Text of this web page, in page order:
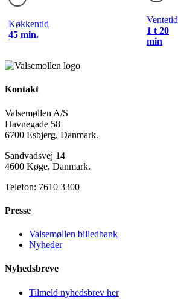
Køkkentid
45 min.
Ventetid
1 t 20
min
Kontakt
Valsemøllen A/S
Havnegade 58
6700 Esbjerg, Danmark.
Sandvadsvej 14
4600 Køge, Danmark.
Telefon: 7610 3300
Presse
Valsemøllen billedbank
Nyheder
Nyhedsbreve
Tilmeld nyhedsbrev her